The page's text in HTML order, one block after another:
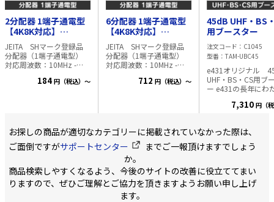
382×150×142（
ド取付時）
360×150×55（ア
部） ・質量（kg）
1（壁面取付時）
約1.2（
スト取付時）
約0.8（
タンド取付時）
2分配器 1端子通電型
【4K8K対応】
3.2GHz対応型
JEITA SHマーク登録品
分配器（1端子通電型）
対応周波数：10MHz -
CS/BS【4K8K放送対応】
聴が可能となります。
184 円（税込）～
6分配器 1端子通電型
【4K8K対応】
3.2GHz対応型
JEITA SHマーク登録品
分配器（1端子通電型）
対応周波数：10MHz -
CS/BS【4K8K放送対応】
聴が可能となります。
712 円（税込）～
45dB UHF・BS
用ブースター
注文コード
C1045
型番
TAM-UBC45
e431オリジナル
UHF・BS・CS用ブ
ー e431の長年にわ
績と、ブースター
ました。 お客様の
やお困りごとを直
てきたe431だから
ースターです。 ・UHF部
は高利得 45dB 業
ップクラス ブー
7,310 円（
お探しの商品が適切なカテゴリーに掲載されていなかった際は、
ご面倒ですがサポートセンター
までご一報頂けますでしょう
か。
商品検索しやすくなるよう、今後のサイトの改善に役立ててまい
りますので、ぜひご理解とご協力を頂きますようお願い申し上げ
ます。